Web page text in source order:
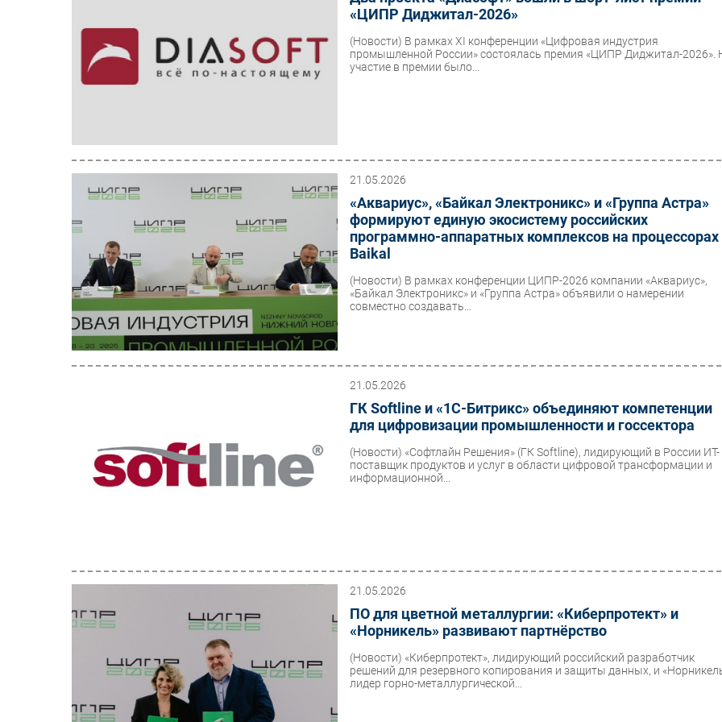
«ЦИПР Диджитал-2026»
(Новости) В рамках XI конференции «Цифровая индустрия
промышленной России» состоялась премия «ЦИПР Диджитал-2026».
участие в премии было...
21.05.2026
«Аквариус», «Байкал Электроникс» и «Группа Астра»
формируют единую экосистему российских
программно-аппаратных комплексов на процессорах
Baikal
(Новости) В рамках конференции ЦИПР-2026 компании «Аквариус»,
«Байкал Электроникс» и «Группа Астра» объявили о намерении
совместно создавать...
21.05.2026
ГК Softline и «1С-Битрикс» объединяют компетенции
для цифровизации промышленности и госсектора
(Новости) «Софтлайн Решения» (ГК Softline), лидирующий в России ИТ-
поставщик продуктов и услуг в области цифровой трансформации и
информационной...
21.05.2026
ПО для цветной металлургии: «Киберпротект» и
«Норникель» развивают партнёрство
(Новости) «Киберпротект», лидирующий российский разработчик
решений для резервного копирования и защиты данных, и
лидер горно-металлургической...